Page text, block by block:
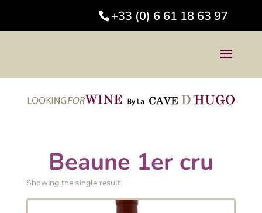
+33 (0) 6 61 18 63 97
Beaune 1er cru
Showing the single result